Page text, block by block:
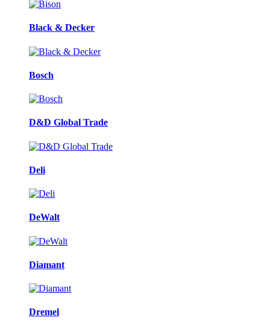
Black & Decker
Bosch
D&D Global Trade
Deli
DeWalt
Diamant
Dremel